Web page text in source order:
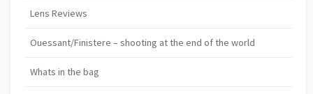
Lens Reviews
Ouessant/Finistere – shooting at the end of the world
Whats in the bag